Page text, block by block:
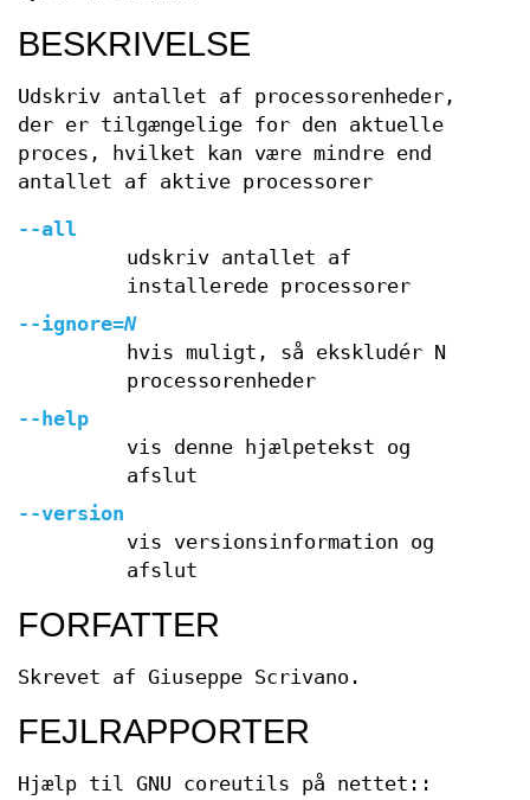
BESKRIVELSE
Udskriv antallet af processorenheder,
der er tilgængelige for den aktuelle
proces, hvilket kan være mindre end
antallet af aktive processorer
--all
udskriv antallet af
installerede processorer
--ignore=N
hvis muligt, så ekskludér N
processorenheder
--help
vis denne hjælpetekst og
afslut
--version
vis versionsinformation og
afslut
FORFATTER
Skrevet af Giuseppe Scrivano.
FEJLRAPPORTER
Hjælp til GNU coreutils på nettet::